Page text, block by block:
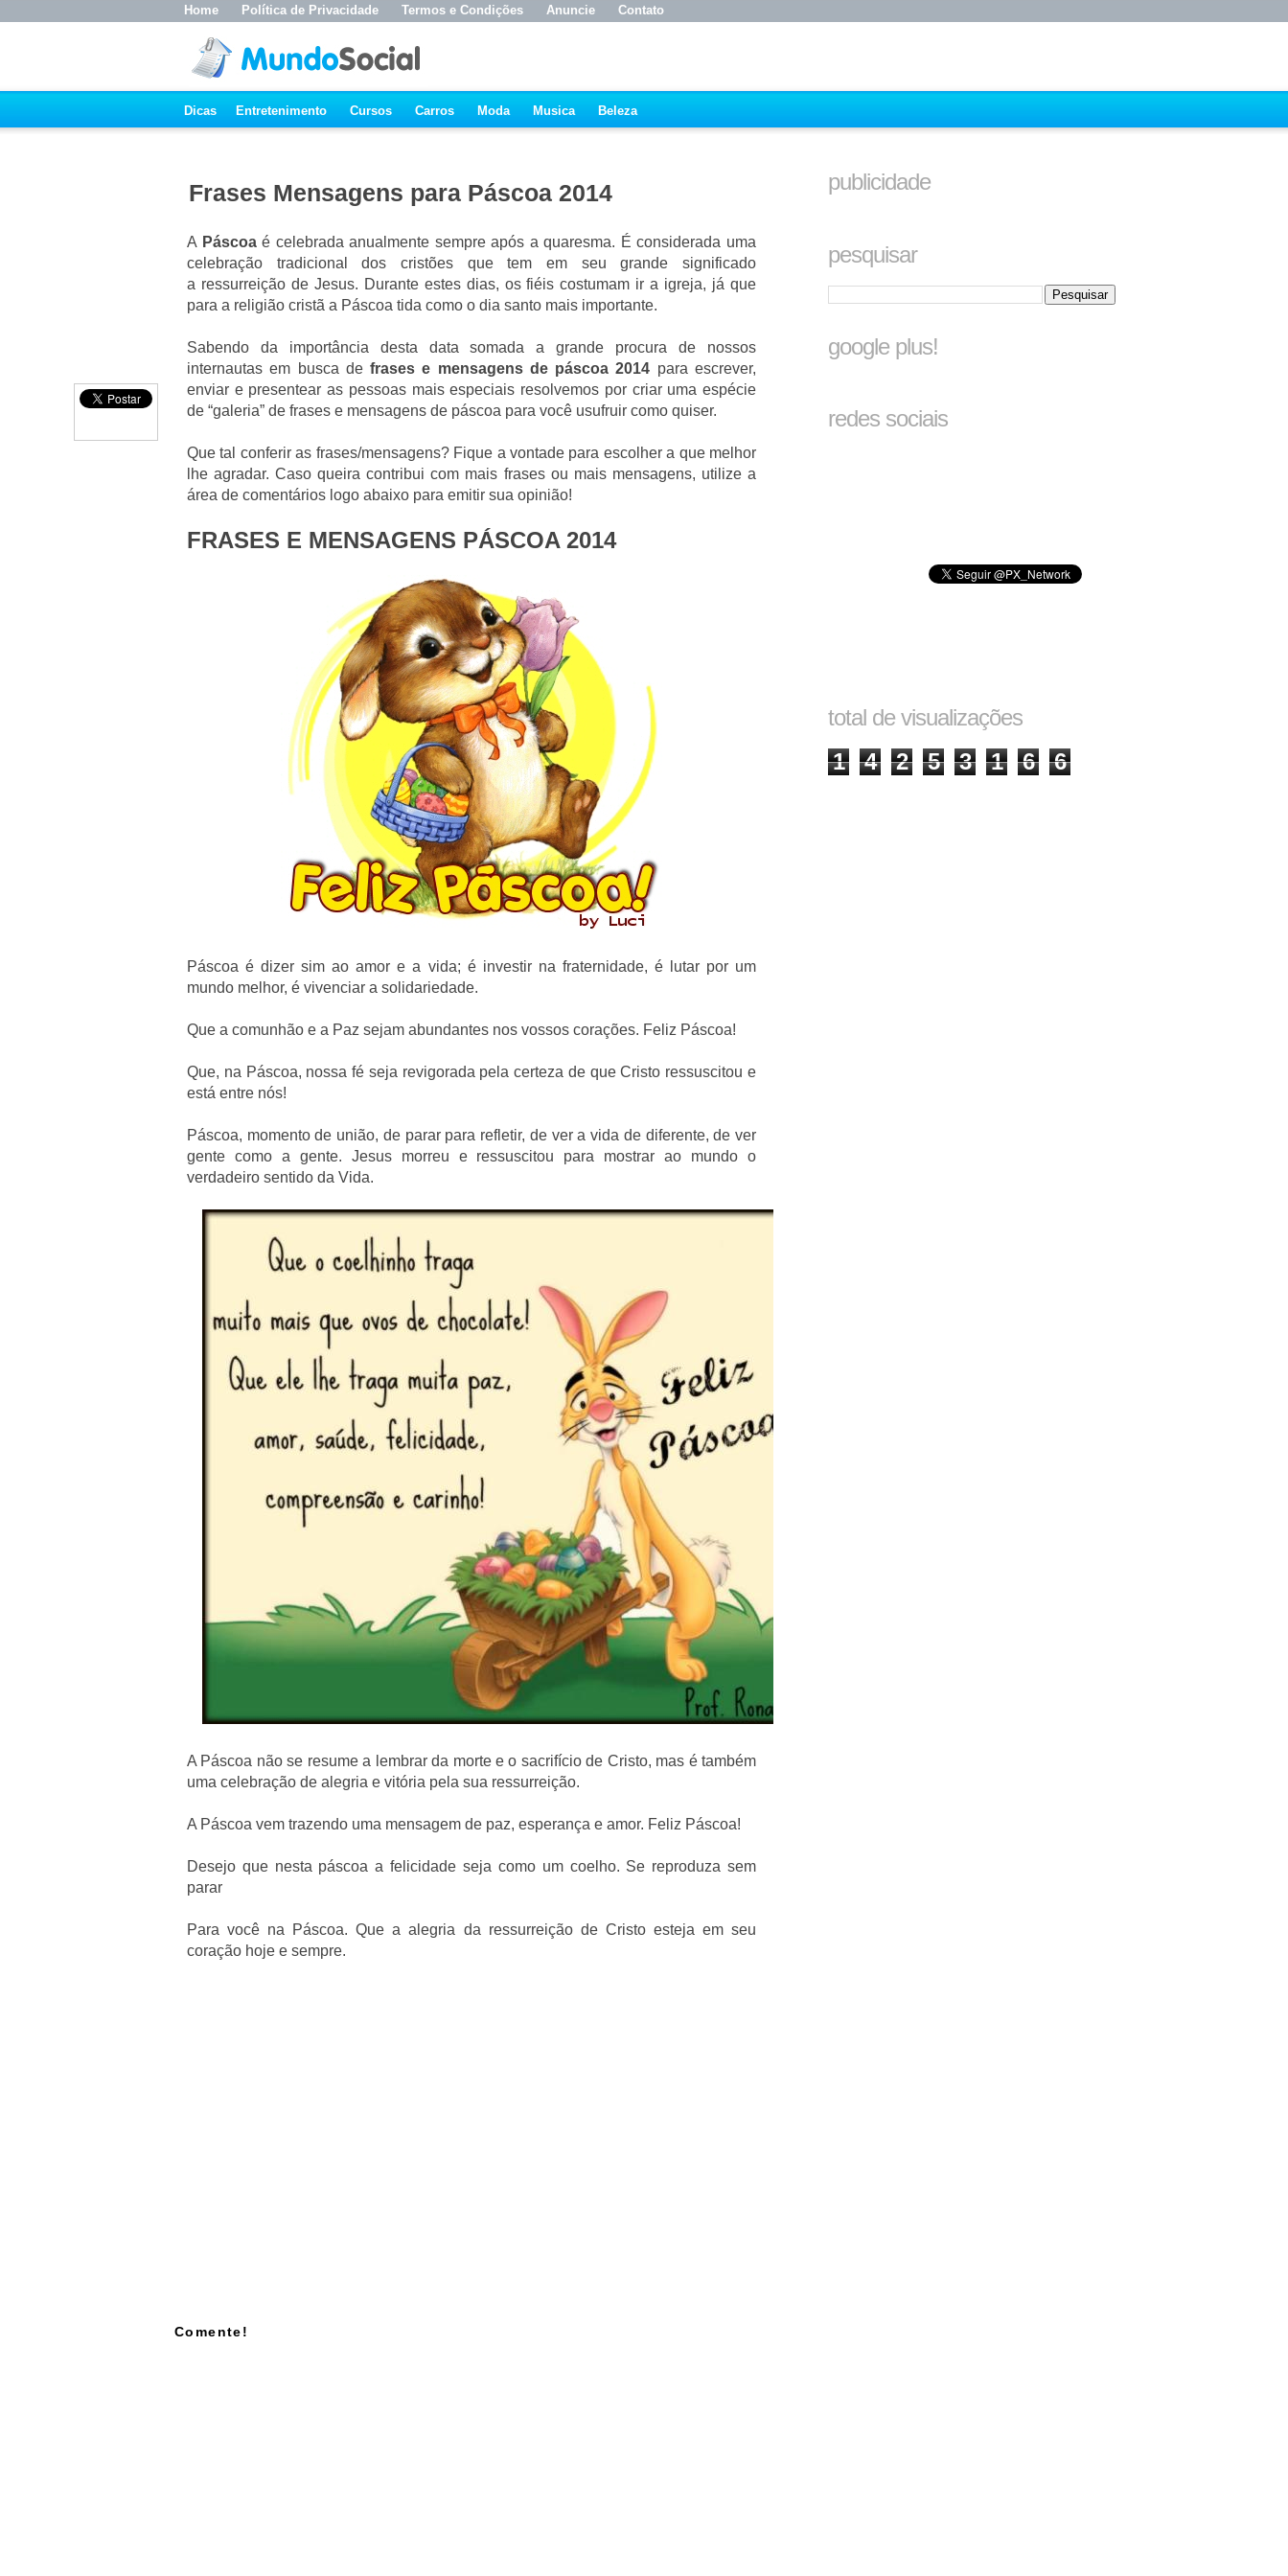
Home Política de Privacidade Termos e Condições Anuncie Contato
Dicas Entretenimento Cursos Carros Moda Musica Beleza
Frases Mensagens para Páscoa 2014
A Páscoaé celebrada anualmente sempre após a quaresma. É considerada uma
celebração tradicional dos cristões que tem em seu grande significado
a ressurreição de Jesus. Durante estes dias, os fiéis costumam ir a igreja, já que
para a religião cristã a Páscoa tida como o dia santo mais importante.
Sabendo da importância desta data somada a grande procura de nossos
internautas em busca defrases e mensagens de páscoa 2014 para escrever,
enviar e presentear as pessoas mais especiais resolvemos por criar uma espécie
de “galeria” de frases e mensagens de páscoa para você usufruir como quiser.
Que tal conferir as frases/mensagens? Fique a vontade para escolher a que melhor
lhe agradar. Caso queira contribui com mais frases ou mais mensagens, utilize a
área de comentários logo abaixo para emitir sua opinião!
FRASES E MENSAGENS PÁSCOA 2014
Páscoa é dizer sim ao amor e a vida; é investir na fraternidade, é lutar por um
mundo melhor, é vivenciar a solidariedade.
Que a comunhão e a Paz sejam abundantes nos vossos corações. Feliz Páscoa!
Que, na Páscoa, nossa fé seja revigorada pela certeza de que Cristo ressuscitou e
está entre nós!
Páscoa, momento de união, de parar para refletir, de ver a vida de diferente, de ver
gente como a gente. Jesus morreu e ressuscitou para mostrar ao mundo o
verdadeiro sentido da Vida.
A Páscoa não se resume a lembrar da morte e o sacrifício de Cristo, mas é também
uma celebração de alegria e vitória pela sua ressurreição.
A Páscoa vem trazendo uma mensagem de paz, esperança e amor. Feliz Páscoa!
Desejo que nesta páscoa a felicidade seja como um coelho. Se reproduza sem
parar
Para você na Páscoa. Que a alegria da ressurreição de Cristo esteja em seu
coração hoje e sempre.
Comente!
publicidade
pesquisar
google plus!
redes sociais
total de visualizações
1
4 2 5 3 1 6 6